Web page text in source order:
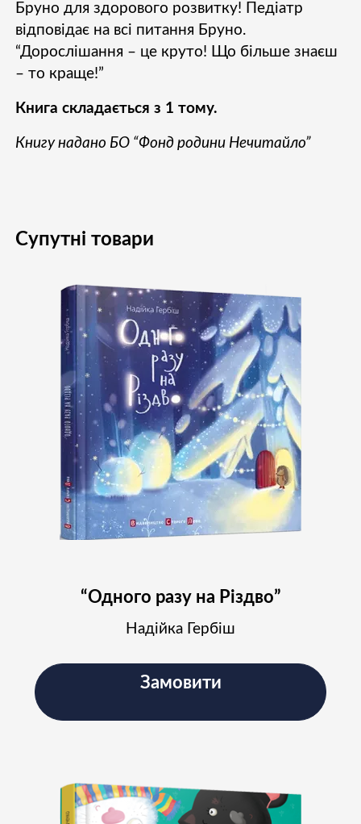
Бруно для здорового розвитку! Педіатр
відповідає на всі питання Бруно.
“Дорослішання – це круто! Що більше знаєш
– то краще!”
Книга складається з 1 тому.
Книгу надано БО “Фонд родини Нечитайло”
Супутні товари
“Одного разу на Різдво”
Надійка Гербіш
Замовити